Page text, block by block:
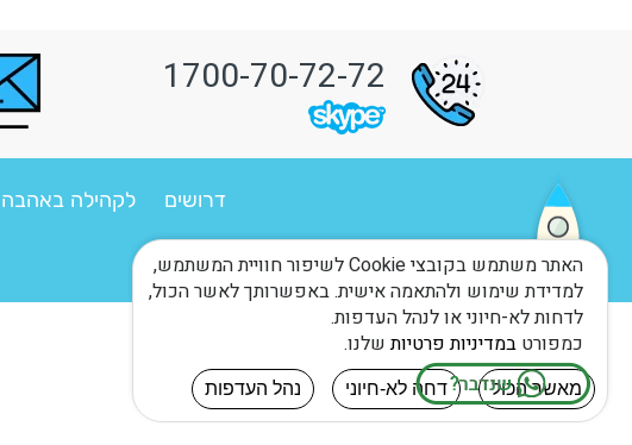
1700-70-72-72
דרושים לקהילה באהבה
האתר משתמש בקובצי Cookie לשיפור חוויית המשתמש,
למדידת שימוש ולהתאמה אישית. באפשרותך לאשר הכול,
לדחות לא-חיוני או לנהל העדפות.
כמפורט במדיניות פרטיותשלנו.
מאשר הכול דחה לא-חיוני נהל העדפות